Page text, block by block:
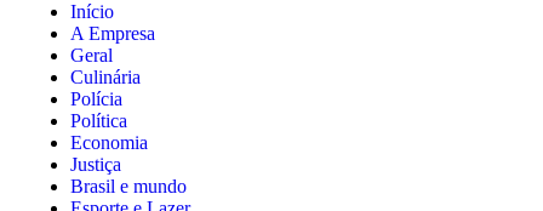
Início
A Empresa
Geral
Culinária
Polícia
Política
Economia
Justiça
Brasil e mundo